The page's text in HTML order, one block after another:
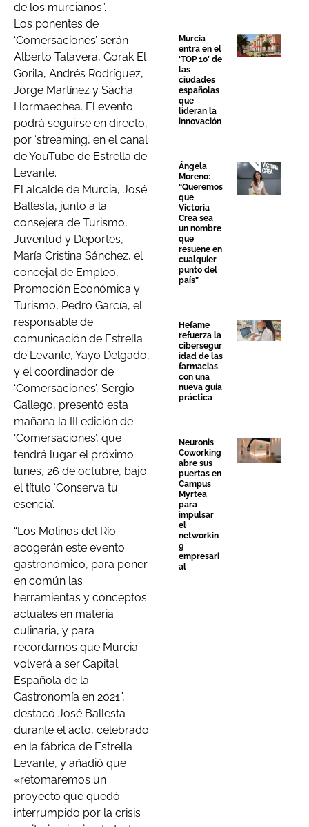
de los murcianos”.
Los ponentes de
‘Comersaciones’ serán
Alberto Talavera, Gorak El
Gorila, Andrés Rodríguez,
Jorge Martínez y Sacha
Hormaechea. El evento
podrá seguirse en directo,
por ‘streaming’, en el canal
de YouTube de Estrella de
Levante.
El alcalde de Murcia, José
Ballesta, junto a la
consejera de Turismo,
Juventud y Deportes,
María Cristina Sánchez, el
concejal de Empleo,
Promoción Económica y
Turismo, Pedro García, el
responsable de
comunicación de Estrella
de Levante, Yayo Delgado,
y el coordinador de
‘Comersaciones’, Sergio
Gallego, presentó esta
mañana la III edición de
‘Comersaciones’, que
tendrá lugar el próximo
lunes, 26 de octubre, bajo
el título ‘Conserva tu
esencia’.
“Los Molinos del Río
acogerán este evento
gastronómico, para poner
en común las
herramientas y conceptos
actuales en materia
culinaria, y para
recordarnos que Murcia
volverá a ser Capital
Española de la
Gastronomía en 2021”,
destacó José Ballesta
durante el acto, celebrado
en la fábrica de Estrella
Levante, y añadió que
«retomaremos un
proyecto que quedó
interrumpido por la crisis
Murcia
entra en el
‘TOP 10’ de
las
ciudades
españolas
que
lideran la
innovación
Ángela
Moreno:
“Queremos
que
Victoria
Crea sea
un nombre
que
resuene en
cualquier
punto del
país”
Hefame
refuerza la
cibersegur
idad de las
farmacias
con una
nueva guía
práctica
Neuronis
Coworking
abre sus
puertas en
Campus
Myrtea
para
impulsar
el
networkin
g
empresari
al